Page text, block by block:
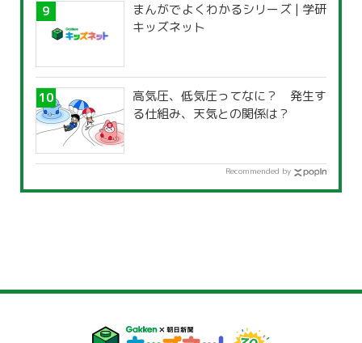
まんがでよくわかるシリーズ | 学研
キッズネット
高気圧、低気圧ってなに？ 発生す
る仕組み、天気との関係は？
Recommended by